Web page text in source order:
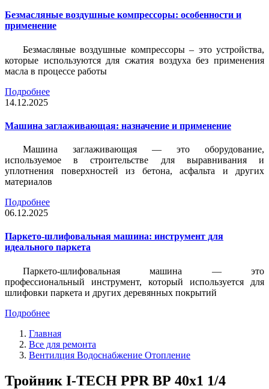
Безмасляные воздушные компрессоры: особенности и
применение
Безмасляные воздушные компрессоры – это устройства,
которые используются для сжатия воздуха без применения
масла в процессе работы
Подробнее
14.12.2025
Машина заглаживающая: назначение и применение
Машина заглаживающая — это оборудование,
используемое в строительстве для выравнивания и
уплотнения поверхностей из бетона, асфальта и других
материалов
Подробнее
06.12.2025
Паркето-шлифовальная машина: инструмент для
идеального паркета
Паркето-шлифовальная машина — это
профессиональный инструмент, который используется для
шлифовки паркета и других деревянных покрытий
Подробнее
Главная
Все для ремонта
Вентилция Водоснабжение Отопление
Тройник I-TECH PPR ВР 40x1 1/4